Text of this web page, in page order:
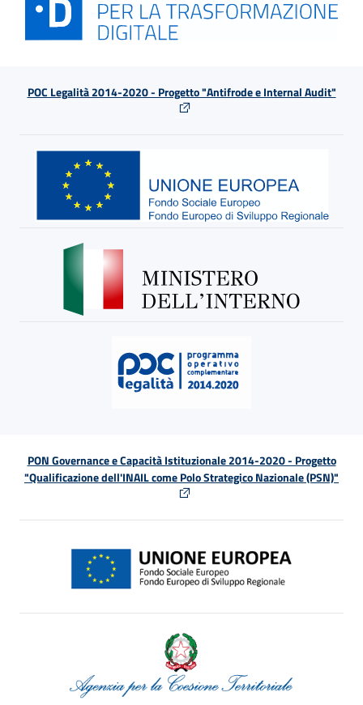
POC Legalità 2014-2020 - Progetto "Antifrode e Internal Audit"
PON Governance e Capacità Istituzionale 2014-2020 - Progetto
"Qualificazione dell'INAIL come Polo Strategico Nazionale (PSN)"